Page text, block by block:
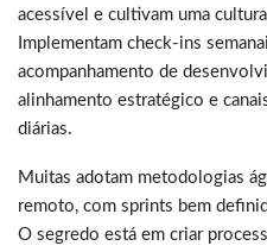
acessível e cultivam uma
Implementam check-ins
acompanhamento de
alinhamento estratégico e
diárias.
Muitas adotam metodologias
remoto, com sprints bem
O segredo está em criar